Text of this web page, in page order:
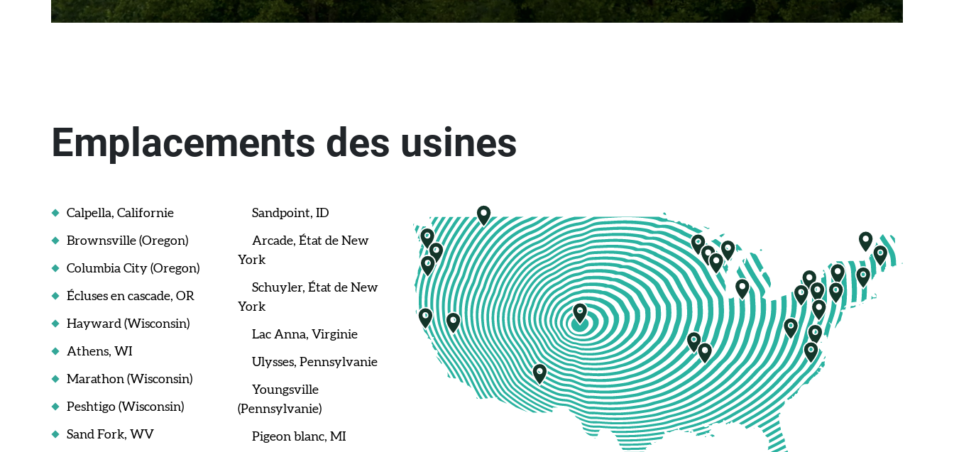
Emplacements des usines
Calpella, Californie
Brownsville (Oregon)
Columbia City (Oregon)
Écluses en cascade, OR
Hayward (Wisconsin)
Athens, WI
Marathon (Wisconsin)
Peshtigo (Wisconsin)
Sand Fork, WV
Sandpoint, ID
York
York
Lac Anna, Virginie
Ulysses, Pennsylvanie
(Pennsylvanie)
Pigeon blanc, MI